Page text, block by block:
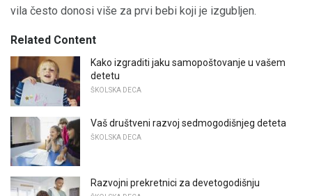
vila često donosi više za prvi bebi koji je izgubljen.
Related Content
Kako izgraditi jaku samopoštovanje u vašem
detetu
ŠKOLSKA DECA
Vaš društveni razvoj sedmogodišnjeg deteta
ŠKOLSKA DECA
Razvojni prekretnici za devetogodišnju